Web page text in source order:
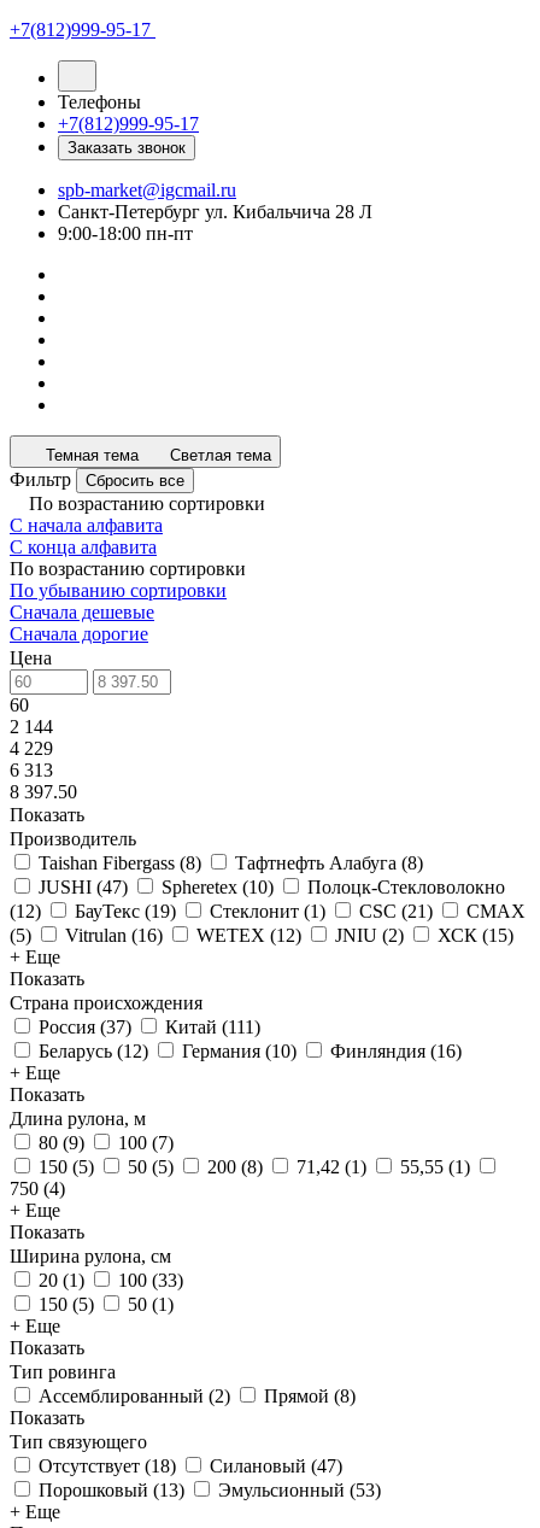
+7(812)999-95-17
Телефоны
+7(812)999-95-17
Заказать звонок
spb-market@igcmail.ru
Санкт-Петербург ул. Кибальчича 28 Л
9:00-18:00 пн-пт
Темная тема Светлая тема
Фильтр Сбросить все
По возрастанию сортировки
С начала алфавита
С конца алфавита
По возрастанию сортировки
По убыванию сортировки
Сначала дешевые
Сначала дорогие
Цена
60
2 144
4 229
6 313
8 397.50
Показать
Производитель
Taishan Fibergass (8) Тафтнефть Алабуга (8)
JUSHI (47) Spheretex (10)
Полоцк-Стекловолокно
(12) БауТекс (19) Стеклонит (1) CSC (21)
CMAX
(5) Vitrulan (16) WETEX (12) JNIU (2) ХСК (15)
+ Еще
Показать
Страна происхождения
Россия (37) Китай (111)
Беларусь (12) Германия (10) Финляндия (16)
+ Еще
Показать
Длина рулона, м
80 (9) 100 (7)
150 (5) 50 (5) 200 (8) 71,42 (1) 55,55 (1)
750 (4)
+ Еще
Показать
Ширина рулона, см
20 (1) 100 (33)
150 (5) 50 (1)
+ Еще
Показать
Тип ровинга
Ассемблированный (2) Прямой (8)
Показать
Тип связующего
Отсутствует (18) Силановый (47)
Порошковый (13) Эмульсионный (53)
+ Еще